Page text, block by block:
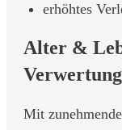
erhöhtes
Alter &
Mit